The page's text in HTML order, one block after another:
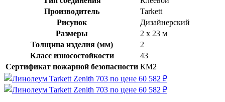
Производитель
Tarkett
Рисунок
Дизайнерский
Размеры
2 x 23 м
Толщина изделия (мм)
2
Класс износостойкости
43
Сертификат пожарной безопасности КМ2